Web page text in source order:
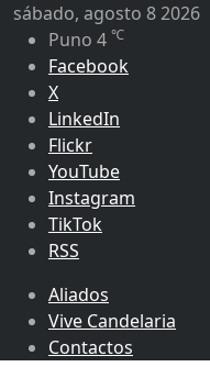
sábado, agosto 8 2026
Puno 4 ℃
Facebook
X
LinkedIn
Flickr
YouTube
Instagram
TikTok
RSS
Aliados
Vive Candelaria
Contactos